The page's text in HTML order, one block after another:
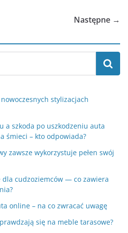
Następne →
stylizacjach
a szkoda po uszkodzeniu auta
śmieci – kto odpowiada?
zawsze wykorzystuje pełen swój
cudzoziemców — co zawiera
online – na co zwracać uwagę
się na meble tarasowe?